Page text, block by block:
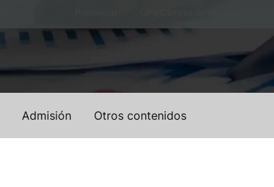
Admisión Otros contenidos